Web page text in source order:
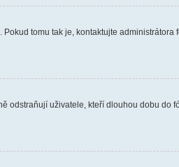
tomu tak je, kontaktujte administrátora
odstraňují uživatele, kteří dlouhou dobu do